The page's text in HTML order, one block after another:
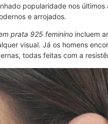
popularidade nos
e arrojados.
prata 925 feminino incluem
visual. Já os homens
todas feitas com a